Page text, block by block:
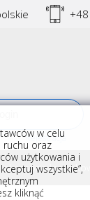
Rejestracja
w celu
ruchu oraz
użytkowania i
wszystkie”,
kliknąć